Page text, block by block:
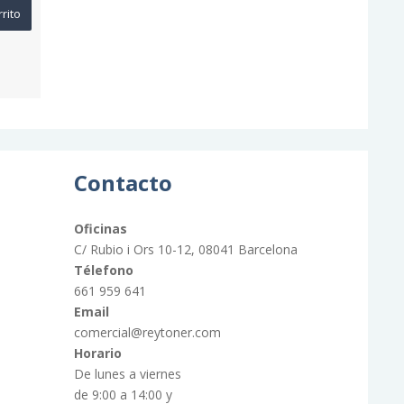
Contacto
Oficinas
C/ Rubio i Ors 10-12, 08041 Barcelona
Télefono
661 959 641
Email
comercial@reytoner.com
Horario
De lunes a viernes
de 9:00 a 14:00 y